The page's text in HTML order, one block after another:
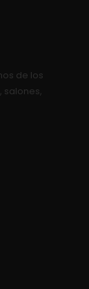
de los
salones,